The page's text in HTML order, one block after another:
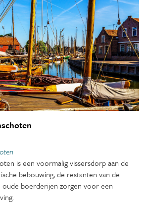
is een voormalig vissersdorp aan de
bebouwing, de restanten van de
oude boerderijen zorgen voor een